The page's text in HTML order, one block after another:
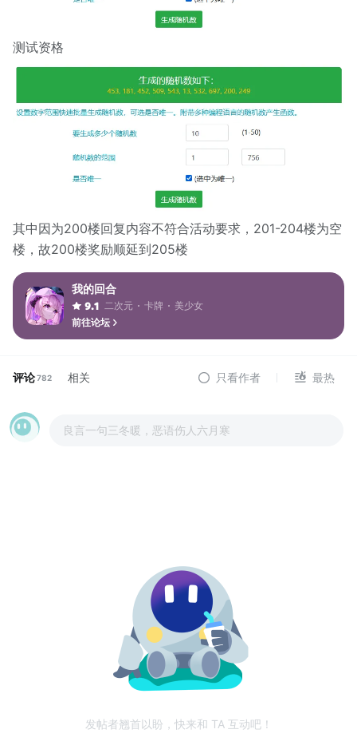
测试资格
其中因为200楼回复内容不符合活动要求，201-204楼为空
楼，故200楼奖励顺延到205楼
我的回合
9.1 二次元 卡牌
美少女
前往论坛
评论782 相关 只看作者 最热
良言一句三冬暖，恶语伤人六月寒
发帖者翘首以盼，快来和 TA 互动吧！